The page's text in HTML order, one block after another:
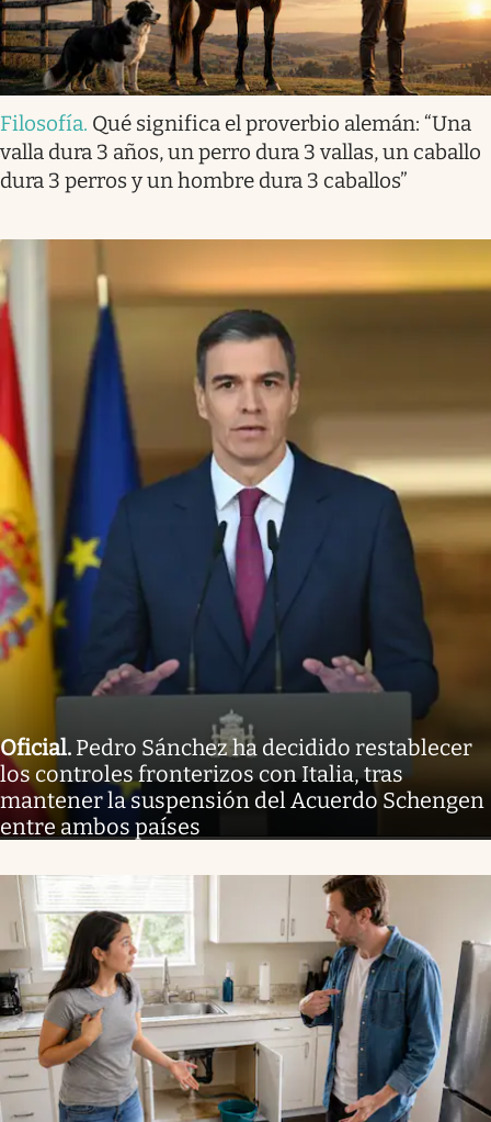
Filosofía. Qué significa el proverbio alemán: “Una
valla dura 3 años, un perro dura 3 vallas, un caballo
dura 3 perros y un hombre dura 3 caballos”
Oficial. Pedro Sánchez ha decidido restablecer
los controles fronterizos con Italia, tras
mantener la suspensión del Acuerdo Schengen
entre ambos países